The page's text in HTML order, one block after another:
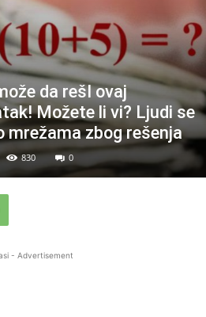
da rešI ovaj
Možete li vi? Ljudi se
mrežama zbog rešenja
830 0
- Advertisement